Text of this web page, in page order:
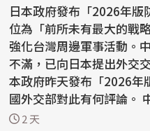
日本政府發布「2026年版
位為「前所未有最大的戰
強化台灣周邊軍事活動。
不滿，已向日本提出外交交涉。 據陸媒環球
本政府昨天發布「2026年
國外交部對此有何評論。 中國外交部發言人林劍今天
表...2 天